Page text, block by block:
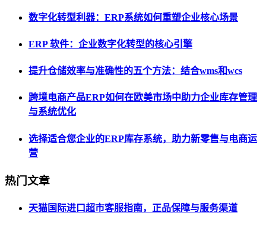
数字化转型利器：ERP系统如何重塑企业核心场景
ERP 软件：企业数字化转型的核心引擎
提升仓储效率与准确性的五个方法：结合wms和wcs
跨境电商产品ERP如何在欧美市场中助力企业库存管理
与系统优化
选择适合您企业的ERP库存系统，助力新零售与电商运
营
热门文章
天猫国际进口超市客服指南，正品保障与服务渠道